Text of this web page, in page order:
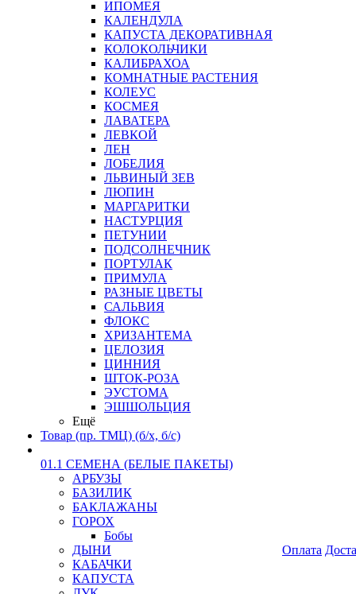
ИПОМЕЯ
КАЛЕНДУЛА
КАПУСТА ДЕКОРАТИВНАЯ
КОЛОКОЛЬЧИКИ
КАЛИБРАХОА
КОМНАТНЫЕ РАСТЕНИЯ
КОЛЕУС
КОСМЕЯ
ЛАВАТЕРА
ЛЕВКОЙ
ЛЕН
ЛОБЕЛИЯ
ЛЬВИНЫЙ ЗЕВ
ЛЮПИН
МАРГАРИТКИ
НАСТУРЦИЯ
ПЕТУНИИ
ПОДСОЛНЕЧНИК
ПОРТУЛАК
ПРИМУЛА
РАЗНЫЕ ЦВЕТЫ
САЛЬВИЯ
ФЛОКС
ХРИЗАНТЕМА
ЦЕЛОЗИЯ
ЦИННИЯ
ШТОК-РОЗА
ЭУСТОМА
ЭШШОЛЬЦИЯ
Ещё
Товар (пр. ТМЦ) (б/х, б/с)
01.1 СЕМЕНА (БЕЛЫЕ ПАКЕТЫ)
АРБУЗЫ
БАЗИЛИК
БАКЛАЖАНЫ
ГОРОХ
Бобы
ДЫНИ
КАБАЧКИ
КАПУСТА
Оплата